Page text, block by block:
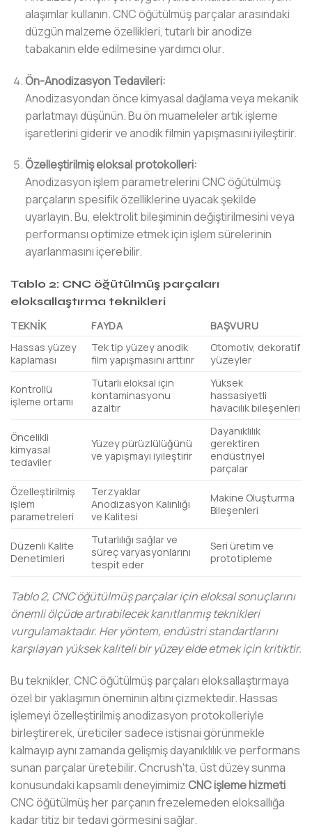
alaşımlar kullanın. CNC öğütülmüş parçalar arasındaki
düzgün malzeme özellikleri, tutarlı bir anodize
tabakanın elde edilmesine yardımcı olur.
Ön-Anodizasyon Tedavileri:
Anodizasyondan önce kimyasal dağlama veya mekanik
parlatmayı düşünün. Bu ön muameleler artık işleme
işaretlerini giderir ve anodik filmin yapışmasını iyileştirir.
Özelleştirilmiş eloksal protokolleri:
Anodizasyon işlem parametrelerini CNC öğütülmüş
parçaların spesifik özelliklerine uyacak şekilde
uyarlayın. Bu, elektrolit bileşiminin değiştirilmesini veya
performansı optimize etmek için işlem sürelerinin
ayarlanmasını içerebilir.
Tablo 2: CNC öğütülmüş parçaları
eloksallaştırma teknikleri
TEKNIK
FAYDA
BAŞVURU
Hassas yüzey
kaplaması
Tek tip yüzey anodik
film yapışmasını arttırır
Otomotiv, dekoratif
yüzeyler
Kontrollü
işleme ortamı
Tutarlı eloksal için
kontaminasyonu
azaltır
Yüksek
hassasiyetli
havacılık bileşenleri
Öncelikli
kimyasal
tedaviler
Yüzey pürüzlülüğünü
ve yapışmayı iyileştirir
Dayanıklılık
gerektiren
endüstriyel
parçalar
Özelleştirilmiş
işlem
parametreleri
Terzyaklar
Anodizasyon Kalınlığı
ve Kalitesi
Makine Oluşturma
Bileşenleri
Düzenli Kalite
Denetimleri
Tutarlılığı sağlar ve
süreç varyasyonlarını
tespit eder
Seri üretim ve
prototipleme
Tablo 2, CNC öğütülmüş parçalar için eloksal sonuçlarını
önemli ölçüde artırabilecek kanıtlanmış teknikleri
vurgulamaktadır. Her yöntem, endüstri standartlarını
karşılayan yüksek kaliteli bir yüzey elde etmek için kritiktir.
Bu teknikler, CNC öğütülmüş parçaları eloksallaştırmaya
özel bir yaklaşımın öneminin altını çizmektedir. Hassas
işlemeyi özelleştirilmiş anodizasyon protokolleriyle
birleştirerek, üreticiler sadece istisnai görünmekle
kalmayıp aynı zamanda gelişmiş dayanıklılık ve performans
sunan parçalar üretebilir. Cncrush'ta, üst düzey sunma
konusundaki kapsamlı deneyimimizCNC işleme hizmeti
CNC öğütülmüş her parçanın frezelemeden eloksallığa
kadar titiz bir tedavi görmesini sağlar.